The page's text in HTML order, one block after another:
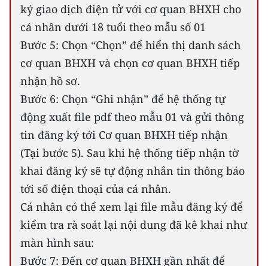
ký giao dịch điện tử với cơ quan BHXH cho
cá nhân dưới 18 tuổi theo mẫu số 01
Bước 5: Chọn “Chọn” để hiển thị danh sách
cơ quan BHXH và chọn cơ quan BHXH tiếp
nhận hồ sơ.
Bước 6: Chọn “Ghi nhận” để hệ thống tự
động xuất file pdf theo mẫu 01 và gửi thông
tin đăng ký tới Cơ quan BHXH tiếp nhận
(Tại bước 5). Sau khi hệ thống tiếp nhận tờ
khai đăng ký sẽ tự động nhắn tin thông báo
tới số điện thoại của cá nhân.
Cá nhân có thể xem lại file mẫu đăng ký để
kiểm tra rà soát lại nội dung đã kê khai như
màn hình sau:
Bước 7: Đến cơ quan BHXH gần nhất để